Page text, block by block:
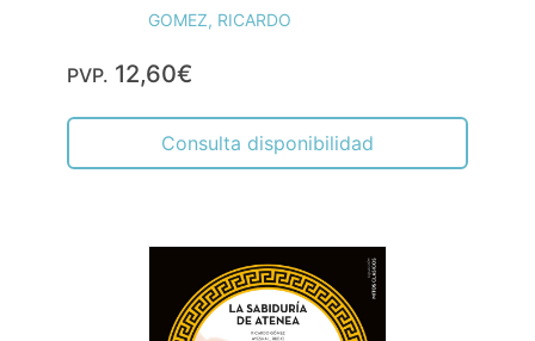
GOMEZ, RICARDO
PVP. 12,60€
Consulta disponibilidad